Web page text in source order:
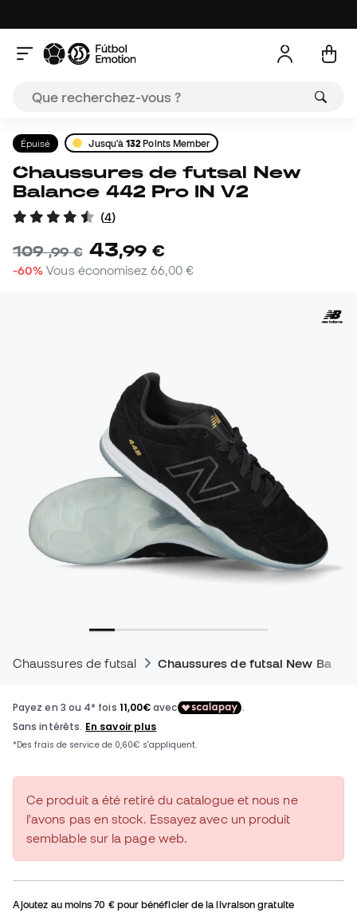
Épuisé Jusqu'à132 Points Member
Chaussures de futsal New
Balance 442 Pro IN V2
(4)
109,99 € 43,99 €
-60% Vous économisez 66,00 €
Chaussures de futsal Chaussures de futsal New
Ce produit a été retiré du catalogue et nous ne
l'avons pas en stock. Essayez avec un produit
semblable sur la page web.
Ajoutez au moins70 €pour bénéficier de la livraison gratuite